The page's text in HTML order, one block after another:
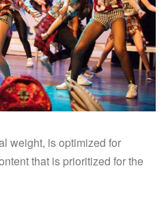
weight, is optimized for
that is prioritized for the